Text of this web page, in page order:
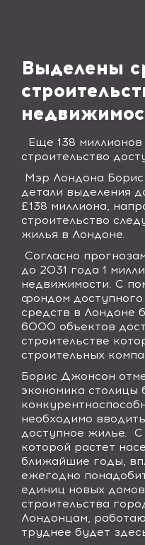
Выделены
Еще 138
строительство
Мэр Лондона
детали выделения
£138 миллиона,
строительство
жилья в Лондоне.
Согласно
до 2031 года 1
недвижимости. С
фондом
средств в Лондоне
6000 объектов
строительстве
строительных
Борис Джонсон
экономика столицы
необходимо
доступное жилье. С
которой растет
ближайшие годы,
ежегодно
единиц новых
строительства
Лондонцам,
труднее будет